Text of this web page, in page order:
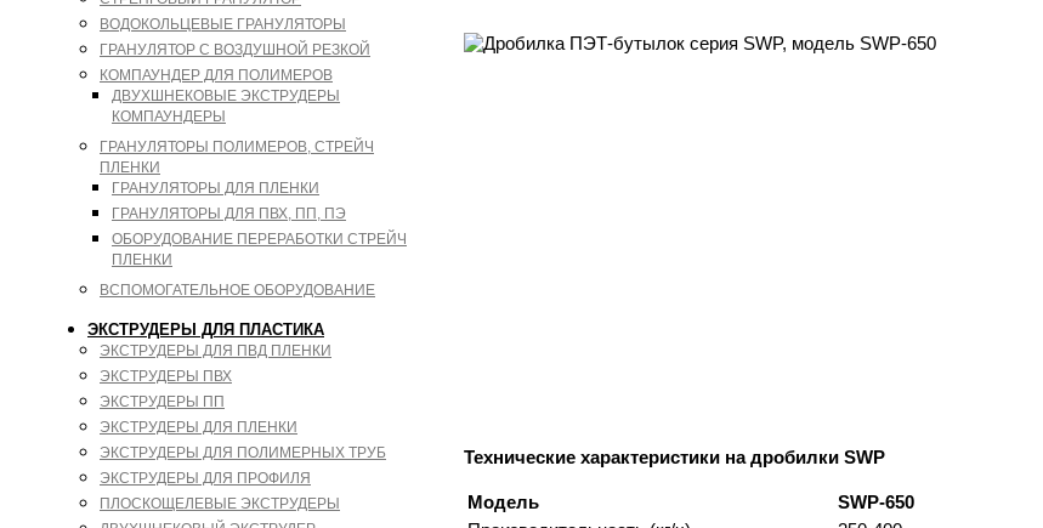
ВОДОКОЛЬЦЕВЫЕ ГРАНУЛЯТОРЫ
ГРАНУЛЯТОР С ВОЗДУШНОЙ РЕЗКОЙ
КОМПАУНДЕР ДЛЯ ПОЛИМЕРОВ
ДВУХШНЕКОВЫЕ ЭКСТРУДЕРЫ
КОМПАУНДЕРЫ
ГРАНУЛЯТОРЫ ПОЛИМЕРОВ, СТРЕЙЧ
ПЛЕНКИ
ГРАНУЛЯТОРЫ ДЛЯ ПЛЕНКИ
ГРАНУЛЯТОРЫ ДЛЯ ПВХ, ПП, ПЭ
ОБОРУДОВАНИЕ ПЕРЕРАБОТКИ СТРЕЙЧ
ПЛЕНКИ
ВСПОМОГАТЕЛЬНОЕ ОБОРУДОВАНИЕ
ЭКСТРУДЕРЫ ДЛЯ ПЛАСТИКА
ЭКСТРУДЕРЫ ДЛЯ ПВД ПЛЕНКИ
ЭКСТРУДЕРЫ ПВХ
ЭКСТРУДЕРЫ ПП
ЭКСТРУДЕРЫ ДЛЯ ПЛЕНКИ
ЭКСТРУДЕРЫ ДЛЯ ПОЛИМЕРНЫХ ТРУБ
ЭКСТРУДЕРЫ ДЛЯ ПРОФИЛЯ
ПЛОСКОЩЕЛЕВЫЕ ЭКСТРУДЕРЫ
Технические характеристики на дробилки SWP
Модель
SWP-650